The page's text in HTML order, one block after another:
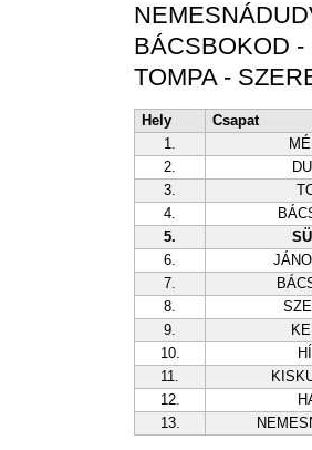
BÁCSBOKOD
TOMPA -
Hely
Csapat
1.
2.
3.
4.
5.
6.
7.
8.
9.
10.
11.
12.
13.